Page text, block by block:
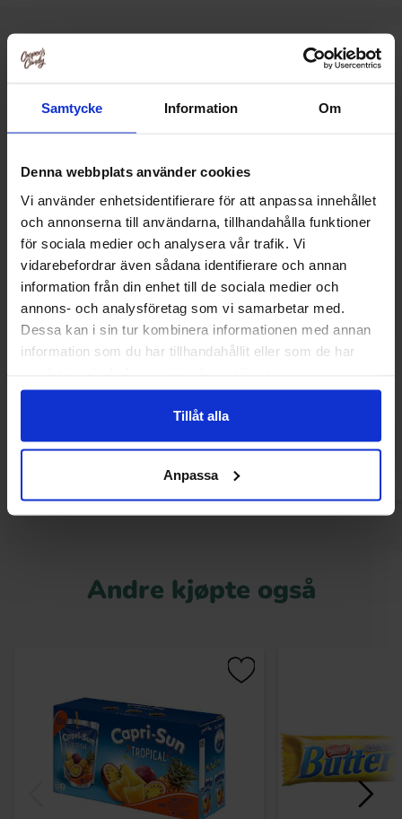
Samtycke Information Om
Denna webbplats använder cookies
Vi använder enhetsidentifierare för att anpassa innehållet
och annonserna till användarna, tillhandahålla funktioner
för sociala medier och analysera vår trafik. Vi
vidarebefordrar även sådana identifierare och annan
information från din enhet till de sociala medier och
annons- och analysföretag som vi samarbetar med.
Dessa kan i sin tur kombinera informationen med annan
information som du har tillhandahållit eller som de har
Tillåt alla
Anpassa
Relaterte produkter
Goldfish Crackers Cheddar 187g
Kjøp
Ritz Crackers
Andre kjøpte også